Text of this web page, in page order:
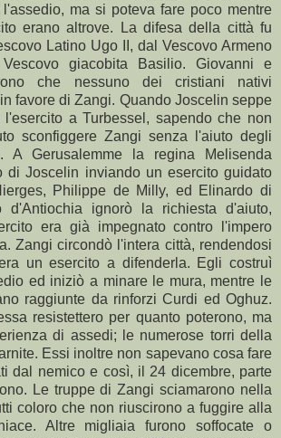
ma si poteva fare poco mentre
erano altrove. La difesa della città fu
Latino Ugo II, dal Vescovo Armeno
giacobita Basilio. Giovanni e
che nessuno dei cristiani nativi
favore di Zangi. Quando Joscelin seppe
a Turbessel, sapendo che non
sconfiggere Zangi senza l'aiuto degli
A Gerusalemme la regina Melisenda
di Joscelin inviando un esercito guidato
Philippe de Milly, ed Elinardo di
d'Antiochia ignorò la richiesta d'aiuto,
era già impegnato contro l'impero
Zangi circondò l'intera città, rendendosi
un esercito a difenderla. Egli costruì
ed iniziò a minare le mura, mentre le
raggiunte da rinforzi Curdi ed Oghuz.
resistettero per quanto poterono, ma
di assedi; le numerose torri della
Essi inoltre non sapevano cosa fare
dal nemico e così, il 24 dicembre, parte
Le truppe di Zangi sciamarono nella
coloro che non riuscirono a fuggire alla
Altre migliaia furono soffocate o